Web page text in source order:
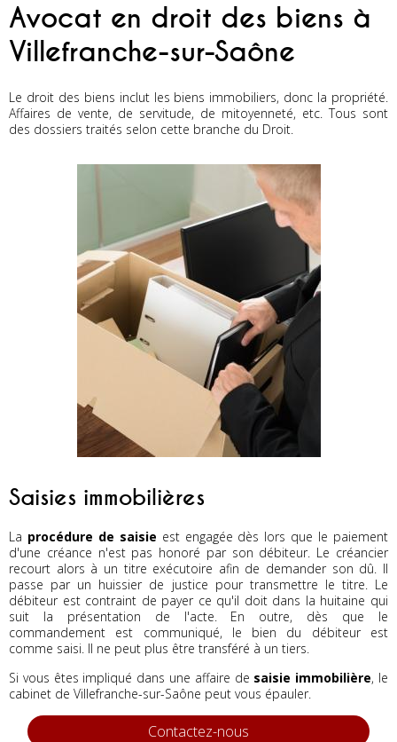
Avocat en droit des biens à
Villefranche-sur-Saône
Le droit des biens inclut les biens immobiliers, donc la propriété.
Affaires de vente, de servitude, de mitoyenneté, etc. Tous sont
des dossiers traités selon cette branche du Droit.
Saisies immobilières
La procédure de saisie est engagée dès lors que le paiement
d'une créance n'est pas honoré par son débiteur. Le créancier
recourt alors à un titre exécutoire afin de demander son dû. Il
passe par un huissier de justice pour transmettre le titre. Le
débiteur est contraint de payer ce qu'il doit dans la huitaine qui
suit la présentation de l'acte. En outre, dès que le
commandement est communiqué, le bien du débiteur est
comme saisi. Il ne peut plus être transféré à un tiers.
Si vous êtes impliqué dans une affaire de saisie immobilière, le
cabinet de Villefranche-sur-Saône peut vous épauler.
Contactez-nous